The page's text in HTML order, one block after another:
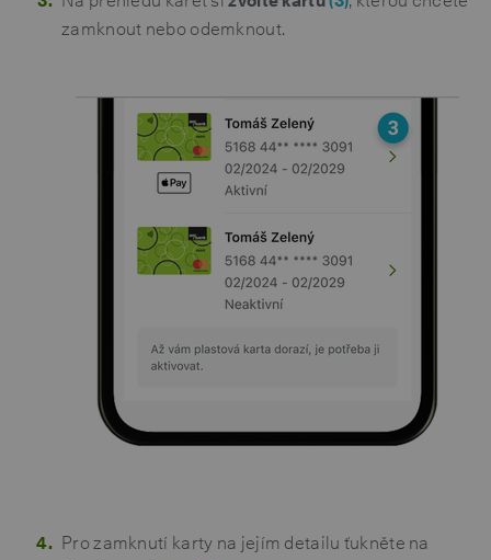
zamknout nebo odemknout.
Pro zamknutí karty na jejím detailu ťukněte na